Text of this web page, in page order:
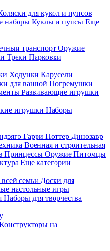
для кукол и пупсов
наборы Куклы и пупсы Еще
транспорт Оружие
Треки Парковки
Ходунки Карусели
для ванной Погремушки
Развивающие игрушки
игрушки Наборы
Гарри Поттер Динозавр
Военная и строительная
Принцессы Оружие Питомцы
Еще категории
семьи Доски для
настольные игры
Наборы для творчества
Конструкторы на